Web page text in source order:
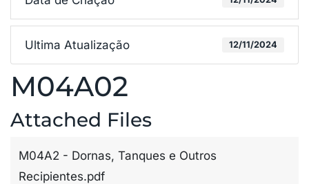
Ultima Atualização 12/11/2024
M04A02
Attached Files
M04A2 - Dornas, Tanques e Outros
Recipientes.pdf